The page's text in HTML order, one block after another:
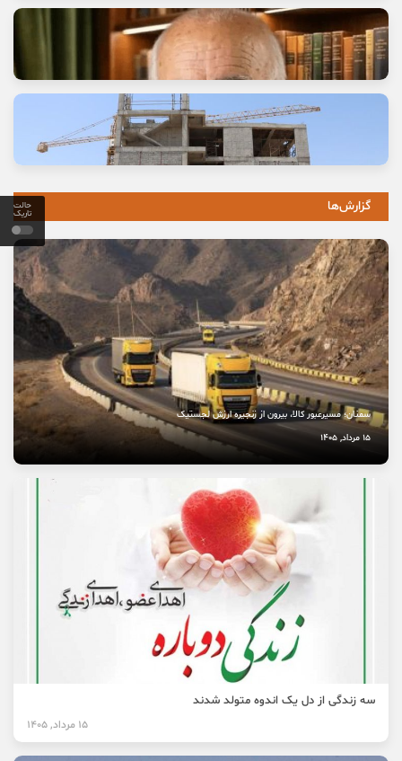
حالت
تاریک
وعده خانه‌ای که برای خانواده‌ها گران تمام شد
11 مرداد, 1405
10 مرداد, 1405
نخستین بیمارستان چشم‌پزشکی سمنان در مسیر بهره‌برداری
8 مرداد, 1405
گزارش‌ها
سمنان؛ مسیرعبور کالا، بیرون از زنجیره ارزش لجستیک
15 مرداد, 1405
سه زندگی از دل یک اندوه متولد شدند
15 مرداد, 1405